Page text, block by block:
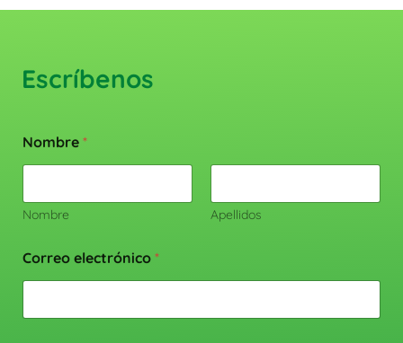
Escríbenos
Nombre *
Nombre Apellidos
Correo electrónico *